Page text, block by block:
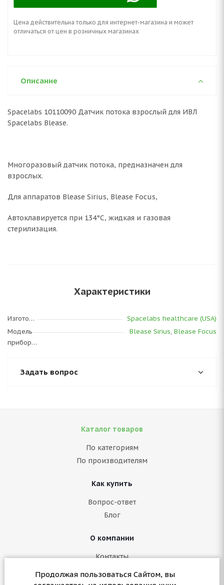
Продолжая пользоваться Сайтом, вы
Цена действительна только для интернет-магазина и может
отличаться от цен в розничных магазинах
Описание
Spacelabs 10110090 Датчик потока взрослый для ИВЛ
Spacelabs Blease.
Многоразовый датчик потока, предназначен для
взрослых.
Для аппаратов Blease Sirius, Blease Focus,
Автоклавируется при 134°С, жидкая и газовая
стерилизация.
Характеристики
Изготовитель
Spacelabs healthcare (USA)
Модель
прибора
Blease Sirius, Blease Focus
Задать вопрос
Каталог товаров
По категориям
По производителям
Как купить
Вопрос-ответ
Блог
О компании
Контакты
Политика конфиденциальности
Согласие на обработку персональных данных